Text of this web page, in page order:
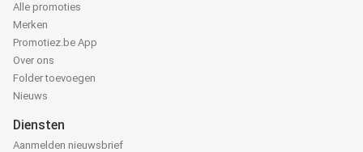
Alle promoties
Merken
Promotiez.be App
Over ons
Folder toevoegen
Nieuws
Diensten
Aanmelden nieuwsbrief